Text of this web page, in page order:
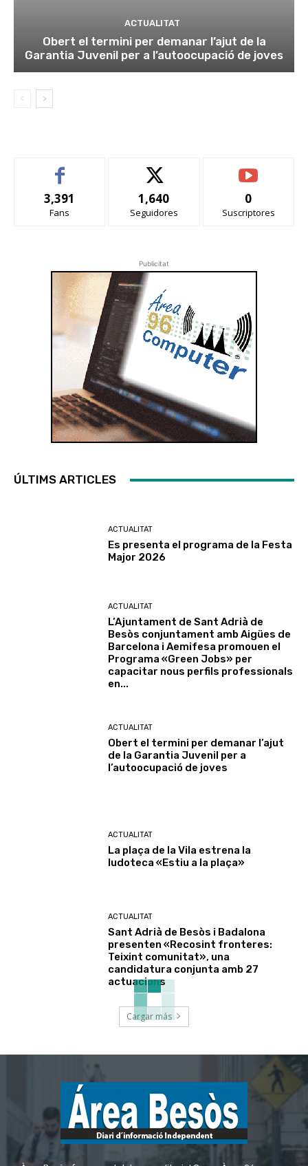
ACTUALITAT
Obert el termini per demanar l’ajut de la
Garantia Juvenil per a l’autoocupació de joves
3,391
Fans
1,640
Seguidores
0
Suscriptores
Publicitat
ÚLTIMS ARTICLES
ACTUALITAT
Es presenta el programa de la Festa
Major 2026
ACTUALITAT
L’Ajuntament de Sant Adrià de
Besòs conjuntament amb Aigües de
Barcelona i Aemifesa promouen el
Programa «Green Jobs» per
capacitar nous perfils professionals
en...
ACTUALITAT
Obert el termini per demanar l’ajut
de la Garantia Juvenil per a
l’autoocupació de joves
ACTUALITAT
La plaça de la Vila estrena la
ludoteca «Estiu a la plaça»
ACTUALITAT
Sant Adrià de Besòs i Badalona
presenten «Recosint fronteres:
Teixint comunitat», una
candidatura conjunta amb 27
actuacions
Cargar más